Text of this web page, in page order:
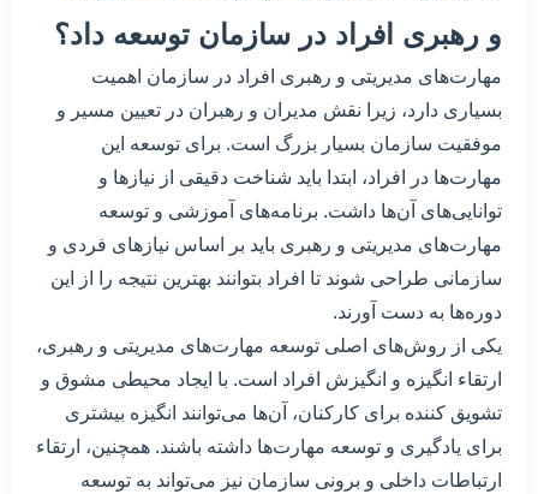
و رهبری افراد در سازمان توسعه داد؟
مهارت‌های مدیریتی و رهبری افراد در سازمان اهمیت
بسیاری دارد، زیرا نقش مدیران و رهبران در تعیین مسیر و
موفقیت سازمان بسیار بزرگ است. برای توسعه این
مهارت‌ها در افراد، ابتدا باید شناخت دقیقی از نیازها و
توانایی‌های آن‌ها داشت. برنامه‌های آموزشی و توسعه
مهارت‌های مدیریتی و رهبری باید بر اساس نیازهای فردی و
سازمانی طراحی شوند تا افراد بتوانند بهترین نتیجه را از این
دوره‌ها به دست آورند.
یکی از روش‌های اصلی توسعه مهارت‌های مدیریتی و رهبری،
ارتقاء انگیزه و انگیزش افراد است. با ایجاد محیطی مشوق و
تشویق کننده برای کارکنان، آن‌ها می‌توانند انگیزه بیشتری
برای یادگیری و توسعه مهارت‌ها داشته باشند. همچنین، ارتقاء
ارتباطات داخلی و برونی سازمان نیز می‌تواند به توسعه